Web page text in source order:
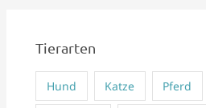
Tierarten
Hund Katze Pferd